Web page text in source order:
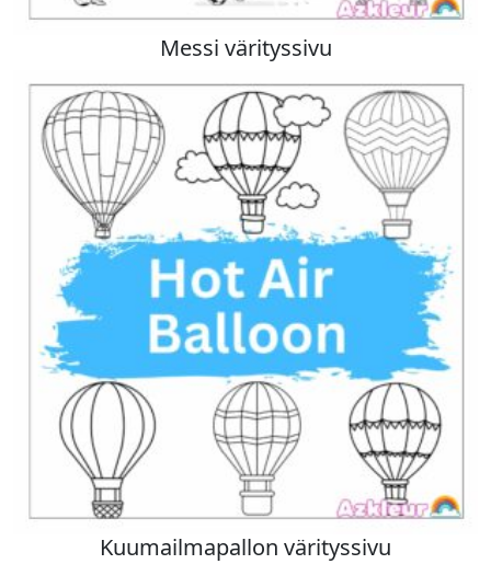
Messi värityssivu
Kuumailmapallon värityssivu